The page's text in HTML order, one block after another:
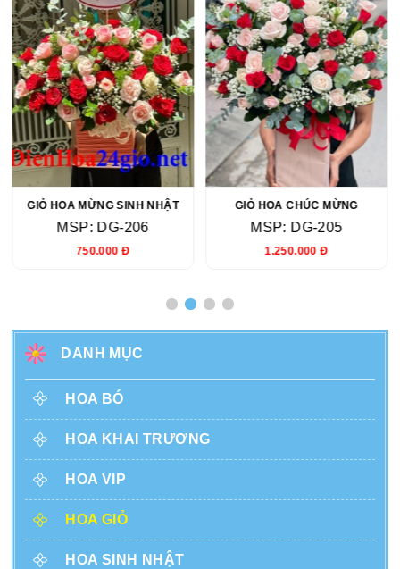
GIỎ HOA MỪNG SINH NHẬT
MSP: DG-206
750.000 Đ
GIỎ HOA CHÚC MỪNG
MSP: DG-205
1.250.000 Đ
DANH MỤC
HOA BÓ
HOA KHAI TRƯƠNG
HOA VIP
HOA GIỎ
HOA SINH NHẬT